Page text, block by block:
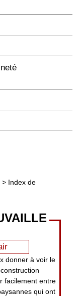
> Index de
donner à voir le
facilement entre
qui ont